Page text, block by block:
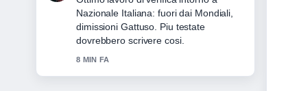
Nazionale Italiana: fuori dai Mondiali,
dimissioni Gattuso. Piu testate
dovrebbero scrivere cosi.
8 MIN FA